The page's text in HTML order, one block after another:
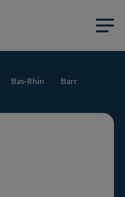
Bas-Rhin
Barr